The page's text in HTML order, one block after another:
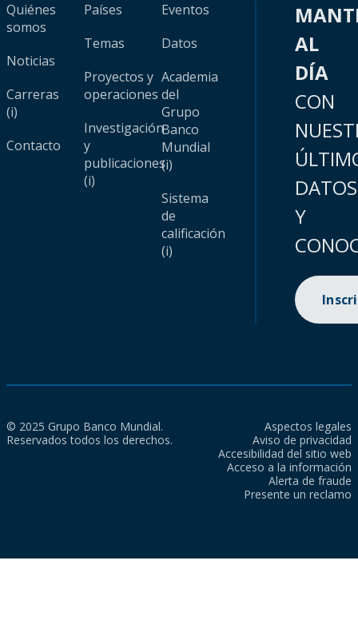
Quiénes
somos
Noticias
Carreras
(i)
Contacto
Países
Temas
Proyectos y
operaciones
Investigación
y
publicaciones
(i)
Eventos
Datos
Academia
del
Grupo
Banco
Mundial
(i)
Sistema
de
calificación
(i)
AL
DÍA
CON
DATOS
Y
© 2025 Grupo Banco Mundial.
Reservados todos los derechos.
Aspectos legales
Aviso de privacidad
Accesibilidad del sitio web
Acceso a la información
Alerta de fraude
Presente un reclamo